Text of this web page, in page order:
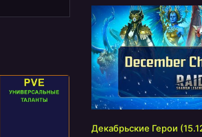
Декабрьские Герои